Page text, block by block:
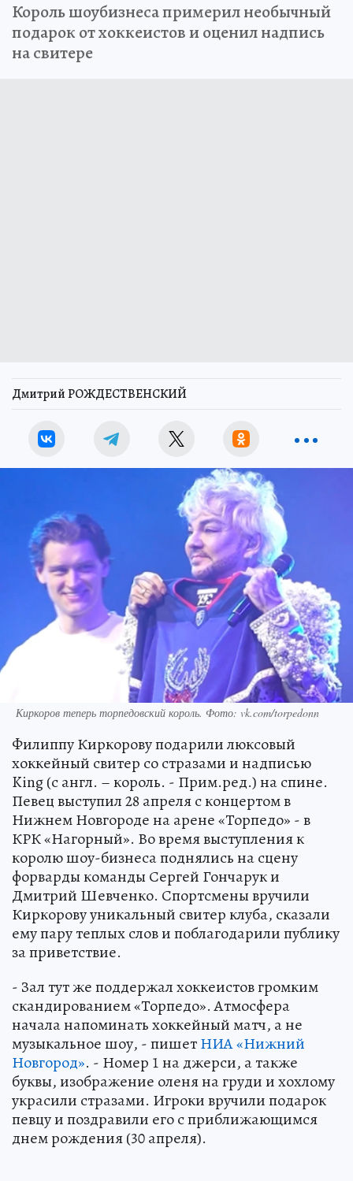
Король шоубизнеса примерил необычный
подарок от хоккеистов и оценил надпись
на свитере
Дмитрий РОЖДЕСТВЕНСКИЙ
Киркоров теперь торпедовский король. Фото: vk.com/torpedonn
Филиппу Киркорову подарили люксовый
хоккейный свитер со стразами и надписью
King (с англ. – король. - Прим.ред.) на спине.
Певец выступил 28 апреля с концертом в
Нижнем Новгороде на арене «Торпедо» - в
КРК «Нагорный». Во время выступления к
королю шоу-бизнеса поднялись на сцену
форварды команды Сергей Гончарук и
Дмитрий Шевченко. Спортсмены вручили
Киркорову уникальный свитер клуба, сказали
ему пару теплых слов и поблагодарили публику
за приветствие.
- Зал тут же поддержал хоккеистов громким
скандированием «Торпедо». Атмосфера
начала напоминать хоккейный матч, а не
музыкальное шоу, - пишетНИА «Нижний
Новгород». - Номер 1 на джерси, а также
буквы, изображение оленя на груди и хохлому
украсили стразами. Игроки вручили подарок
певцу и поздравили его с приближающимся
днем рождения (30 апреля).